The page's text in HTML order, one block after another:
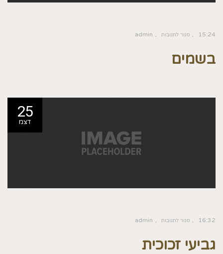
15:24 סגור לתגובות admin
בשמים
25
דצמ
16:32 סגור לתגובות admin
גביעי זכוכית